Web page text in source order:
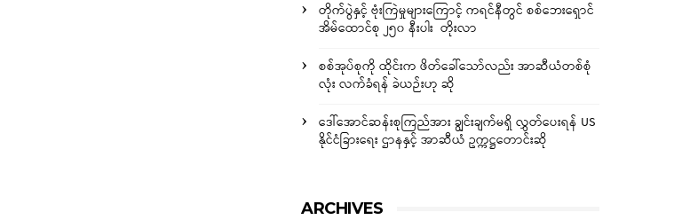
တိုက်ပွဲနှင့် ဗုံးကြဲမှုများကြောင့် ကရင်နီတွင် စစ်ဘေးရှောင်
အိမ်ထောင်စု ၂၅၀ နီးပါး တိုးလာ
စစ်အုပ်စုကို ထိုင်းက ဖိတ်ခေါ်သော်လည်း အာဆီယံတစ်စုံ
လုံး လက်ခံရန် ခဲယဉ်းဟု ဆို
ဒေါ်အောင်ဆန်းစုကြည်အား ချွင်းချက်မရှိ လွှတ်ပေးရန် US
နိုင်ငံခြားရေး ဌာနနှင့် အာဆီယံ ဥက္ကဋ္ဌတောင်းဆို
ARCHIVES